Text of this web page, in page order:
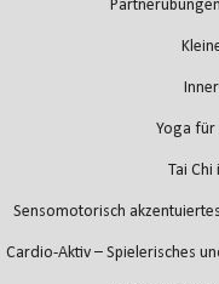
Yoga für
Tai
Sensomotorisch
Cardio-Aktiv – Spielerisches